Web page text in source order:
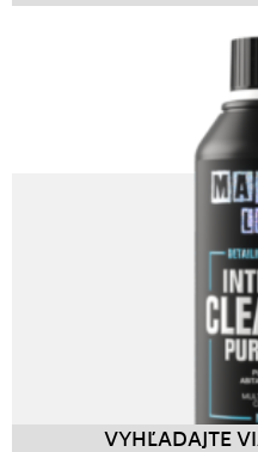
VYHĽADAJTE